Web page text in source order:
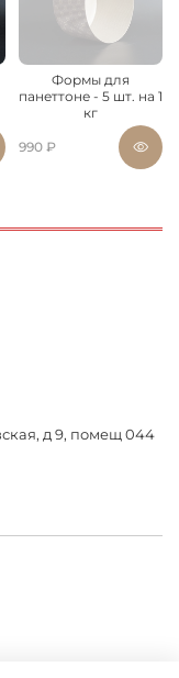
Формы для
панеттоне - 5 шт. на 1
кг
990 ₽
д 9, помещ 044